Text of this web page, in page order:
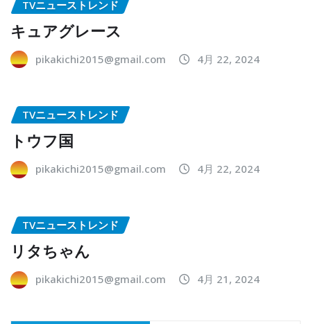
TVニューストレンド
キュアグレース
pikakichi2015@gmail.com 4月 22, 2024
TVニューストレンド
トウフ国
pikakichi2015@gmail.com 4月 22, 2024
TVニューストレンド
リタちゃん
pikakichi2015@gmail.com 4月 21, 2024